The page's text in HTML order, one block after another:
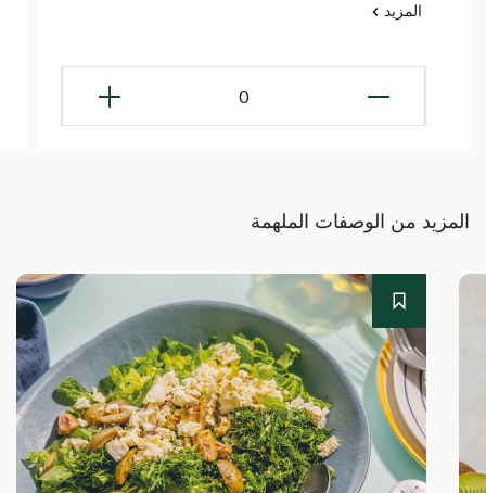
المزيد
0
المزيد من الوصفات الملهمة